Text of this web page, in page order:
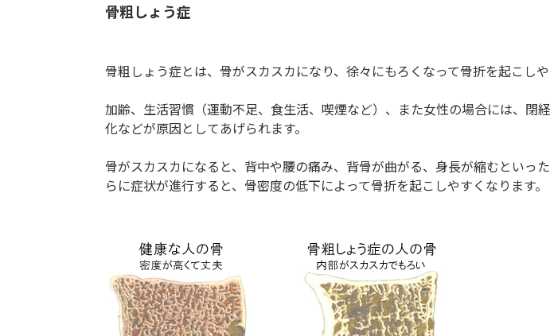
骨粗しょう症
骨粗しょう症とは、骨がスカスカになり、徐々にもろくなって骨折を起こしや
加齢、生活習慣（運動不足、食生活、喫煙など）、また女性の場合には、閉
化などが原因としてあげられます。
骨がスカスカになると、背中や腰の痛み、背骨が曲がる、身長が縮むといっ
らに症状が進行すると、骨密度の低下によって骨折を起こしやすくなります。